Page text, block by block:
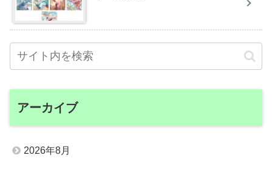
アーカイブ
2026年8月